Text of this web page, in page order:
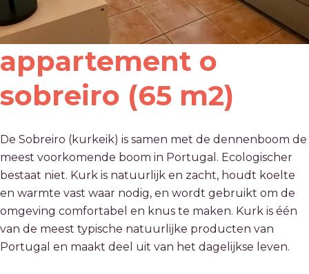
appartement o
sobreiro (65 m2)
De Sobreiro (kurkeik) is samen met de dennenboom de
meest voorkomende boom in Portugal. Ecologischer
bestaat niet. Kurk is natuurlijk en zacht, houdt koelte
en warmte vast waar nodig, en wordt gebruikt om de
omgeving comfortabel en knus te maken. Kurk is één
van de meest typische natuurlijke producten van
Portugal en maakt deel uit van het dagelijkse leven.